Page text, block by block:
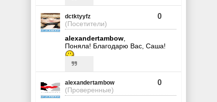
dctktyyfz
(Посетители)
0
alexandertambow
Поняла! Благодарю Вас, Саша!
alexandertambow
(Проверенные)
0